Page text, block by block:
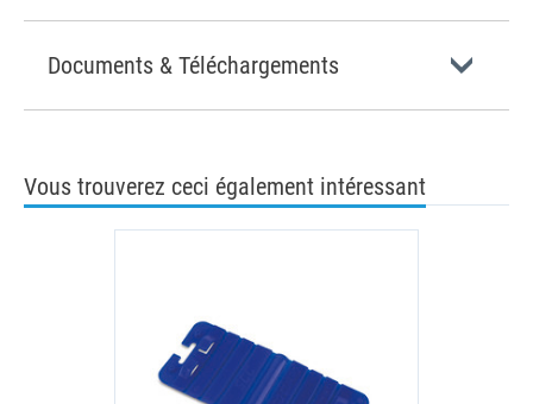
Documents & Téléchargements
Vous trouverez ceci également intéressant